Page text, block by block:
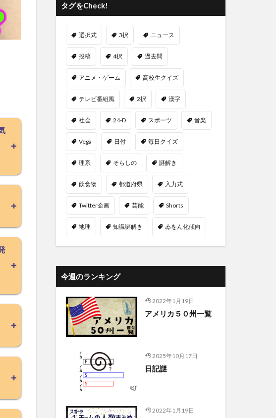
タグをCheck!
選択式 3択 ニュース
投稿 4択 過去問
アニメ・ゲーム 高校生クイズ
テレビ番組風 2択 漢字
社会 24-D スポーツ 音楽
Vega 日付 毎日クイズ
理系 そらしの 謎解き
飲食物 都道府県 入力式
Twitter企画 芸能 Shorts
地理 知識謎解き ゐをん化傾向
今週のランキング
2022年1月19日
アメリカ５０州一覧
2025年10月17日
日記謎
2022年1月19日